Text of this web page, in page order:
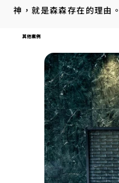
神，就是森森存在的理由。
其他案例